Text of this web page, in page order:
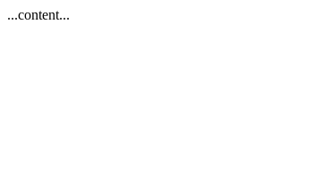
...content...